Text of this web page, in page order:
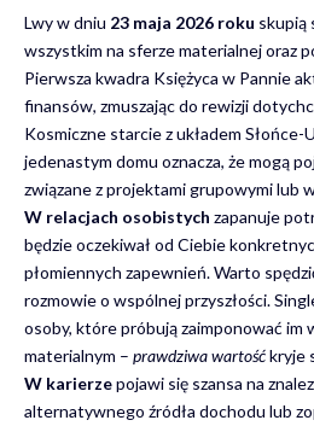
Lwy w dniu 23 maja 2026 roku skupią
wszystkim na sferze materialnej oraz
Pierwsza kwadra Księżyca w Pannie
finansów, zmuszając do rewizji
Kosmiczne starcie z układem
jedenastym domu oznacza, że mogą
związane z projektami grupowymi lub
W relacjach osobistych zapanuje
będzie oczekiwał od Ciebie
płomiennych zapewnień. Warto
rozmowie o wspólnej przyszłości.
osoby, które próbują zaimponować im
materialnym – prawdziwa wartośćkryje
W karierzepojawi się szansa na
alternatywnego źródła dochodu lub